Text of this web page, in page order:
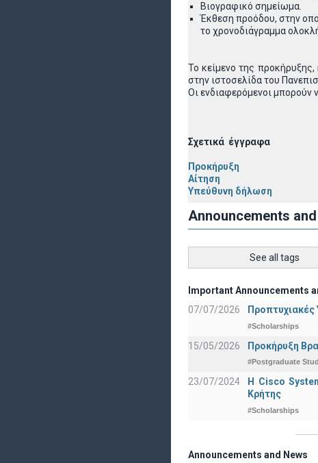
Βιογραφικό σημείωμα.
Έκθεση προόδου, στην
το χρονοδιάγραμμα
Το κείμενο της
στην ιστοσελίδα του
Οι ενδιαφερόμενοι
Σχετικά έγγραφα
Προκήρυξη
Αίτηση
Υπεύθυνη δήλωση
Announcements
See all tags
Important Announcements
07/07/2026
#Scholarships
15/05/2026 Προκήρυξη
#Postgraduate
23/07/2024
Η Cisco
Κρήτης
#Scholarships
Announcements and News